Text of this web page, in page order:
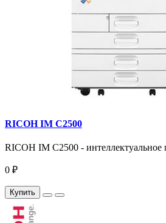
RICOH IM C2500
RICOH IM C2500 -
0 ₽
Купить